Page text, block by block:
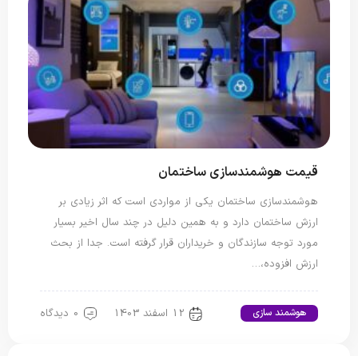
قیمت هوشمندسازی ساختمان
هوشمندسازی ساختمان یکی از مواردی است که اثر زیادی بر
ارزش ساختمان دارد و به همین دلیل در چند سال اخیر بسیار
مورد توجه سازندگان و خریداران قرار گرفته است. جدا از بحث
ارزش افزوده،…
هوشمند سازی 12 اسفند 1403 0 دیدگاه